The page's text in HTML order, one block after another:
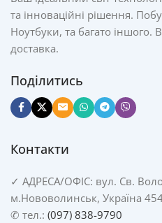
та інноваційні рішення.
Ноутбуки, та багато іншого.
доставка.
Поділитись
Контакти
✓ АДРЕСА/ОФІС: вул. Св.
м.Нововолинськ, Україна
✆ тел.: (097) 838-9790